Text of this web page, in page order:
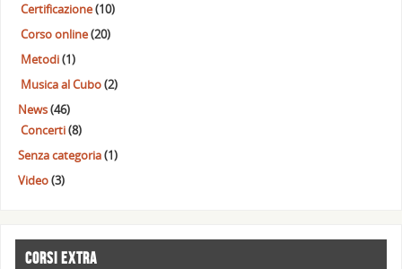
Certificazione(10)
Corso online(20)
Metodi(1)
Musica al Cubo(2)
News(46)
Concerti(8)
Senza categoria(1)
Video(3)
CORSI EXTRA